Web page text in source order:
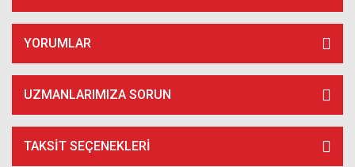
YORUMLAR
UZMANLARIMIZA SORUN
TAKSIT SEÇENEKLERI